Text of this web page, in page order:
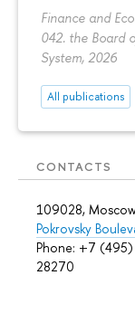
Finance and
042. the Board
System, 2026
All publications
CONTACTS
109028,
Pokrovsky
Phone: +7
28270